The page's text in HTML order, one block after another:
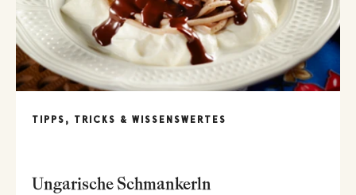
TIPPS, TRICKS & WISSENSWERTES
Ungarische Schmankerln